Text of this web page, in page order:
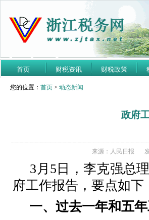
首页 财税资讯 财税政策
您的位置： 首页 > 动态新闻
政府
来源：人民日报
3 月 5 日，李克强总
府工作报告，要点如下
一、过去一年和五